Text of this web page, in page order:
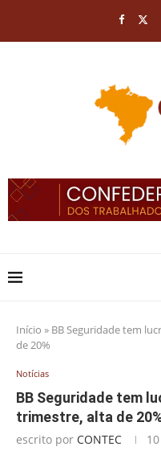
Início » BB Seguridade tem
de 20%
Notícias
BB Seguridade tem
trimestre, alta de
escrito por CONTEC